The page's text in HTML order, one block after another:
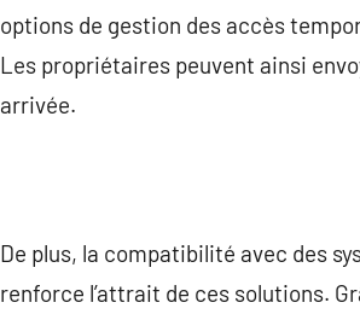
options de gestion des accès
Les propriétaires peuvent ainsi
arrivée.
De plus, la compatibilité avec des
renforce l’attrait de ces solutions.